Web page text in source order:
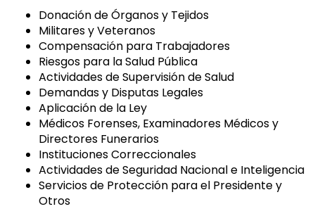
Donación de Órganos y Tejidos
Militares y Veteranos
Compensación para Trabajadores
Riesgos para la Salud Pública
Actividades de Supervisión de Salud
Demandas y Disputas Legales
Aplicación de la Ley
Médicos Forenses, Examinadores Médicos y
Directores Funerarios
Instituciones Correccionales
Actividades de Seguridad Nacional e Inteligencia
Servicios de Protección para el Presidente y
Otros